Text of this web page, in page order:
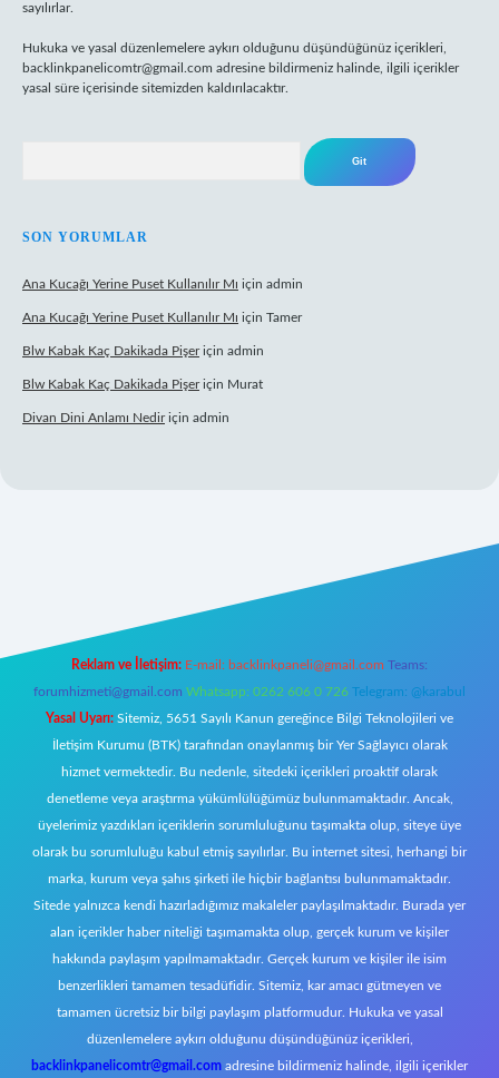
sayılırlar.
Hukuka ve yasal düzenlemelere aykırı olduğunu düşündüğünüz içerikleri,
backlinkpanelicomtr@gmail.com adresine bildirmeniz halinde, ilgili içerikler
yasal süre içerisinde sitemizden kaldırılacaktır.
SON YORUMLAR
Ana Kucağı Yerine Puset Kullanılır Mı için admin
Ana Kucağı Yerine Puset Kullanılır Mı için Tamer
Blw Kabak Kaç Dakikada Pişeriçin admin
Blw Kabak Kaç Dakikada Pişeriçin Murat
Divan Dini Anlamı Nediriçin admin
Reklam ve İletişim: E-mail: backlinkpaneli@gmail.com Teams:
forumhizmeti@gmail.com Whatsapp: 0262 606 0 726 Telegram: @karabul
Yasal Uyarı: Sitemiz, 5651 Sayılı Kanun gereğince Bilgi Teknolojileri ve
İletişim Kurumu (BTK) tarafından onaylanmış bir Yer Sağlayıcı olarak
hizmet vermektedir. Bu nedenle, sitedeki içerikleri proaktif olarak
denetleme veya araştırma yükümlülüğümüz bulunmamaktadır. Ancak,
üyelerimiz yazdıkları içeriklerin sorumluluğunu taşımakta olup, siteye üye
olarak bu sorumluluğu kabul etmiş sayılırlar. Bu internet sitesi, herhangi bir
marka, kurum veya şahıs şirketi ile hiçbir bağlantısı bulunmamaktadır.
Sitede yalnızca kendi hazırladığımız makaleler paylaşılmaktadır. Burada yer
alan içerikler haber niteliği taşımamakta olup, gerçek kurum ve kişiler
hakkında paylaşım yapılmamaktadır. Gerçek kurum ve kişiler ile isim
benzerlikleri tamamen tesadüfidir. Sitemiz, kar amacı gütmeyen ve
tamamen ücretsiz bir bilgi paylaşım platformudur. Hukuka ve yasal
düzenlemelere aykırı olduğunu düşündüğünüz içerikleri,
backlinkpanelicomtr@gmail.com adresine bildirmeniz halinde, ilgili içerikler